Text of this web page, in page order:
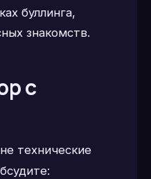
буллинга,
знакомств.
с
технические